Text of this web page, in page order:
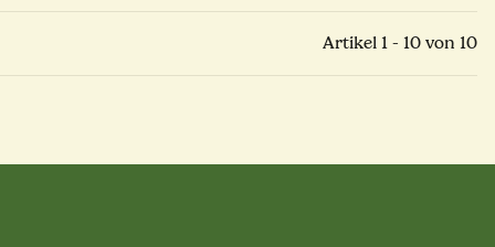
Artikel 1 - 10 von 10